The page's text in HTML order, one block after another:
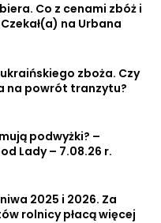
Co z cenami zbóż i
na Urbana
zboża. Czy
na powrót tranzytu?
podwyżki? –
Lady – 7.08.26 r.
2025 i 2026. Za
rolnicy płacą więcej